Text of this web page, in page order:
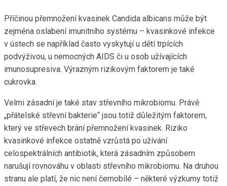
Příčinou přemnožení kvasinek Candida albicans může být
zejména oslabení imunitního systému – kvasinkové infekce
v ústech se například často vyskytují u dětí trpících
podvýživou, u nemocných AIDS či u osob užívajících
imunosupresiva. Výrazným rizikovým faktorem je také
cukrovka.
Velmi zásadní je také stav střevního mikrobiomu. Právě
„přátelské střevní bakterie“ jsou totiž důležitým faktorem,
který ve střevech brání přemnožení kvasinek. Riziko
kvasinkové infekce ostatně vzrůstá po užívání
celospektrálních antibiotik, která zásadním způsobem
narušují rovnováhu v oblasti střevního mikrobiomu. Na druhou
stranu ale platí, že nic není černobílé – některé výzkumy totiž